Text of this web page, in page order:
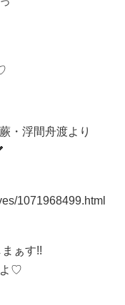
・浮間舟渡より
1071968499.html
ぁす!!
よ♡